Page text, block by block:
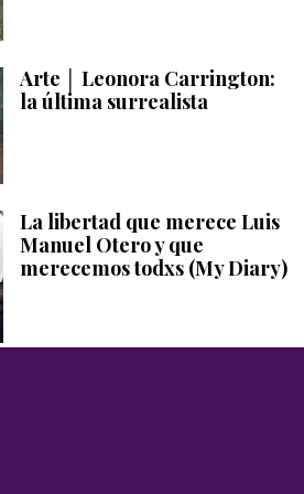
Arte │ Leonora Carrington:
la última surrealista
La libertad que merece Luis
Manuel Otero y que
merecemos todxs (My Diary)